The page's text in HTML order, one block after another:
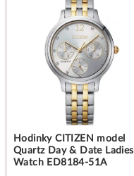
Hodinky CITIZEN model
Quartz Day & Date Ladies
Watch ED8184-51A